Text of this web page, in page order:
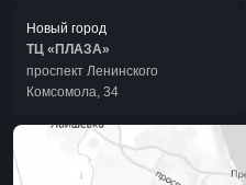
Новый город
ТЦ «ПЛАЗА»
проспект Ленинского
Комсомола, 34